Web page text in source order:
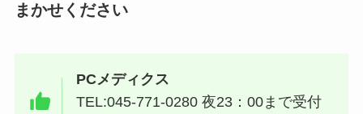
まかせください
PCメディクス
TEL:045-771-0280 夜23：00まで受付